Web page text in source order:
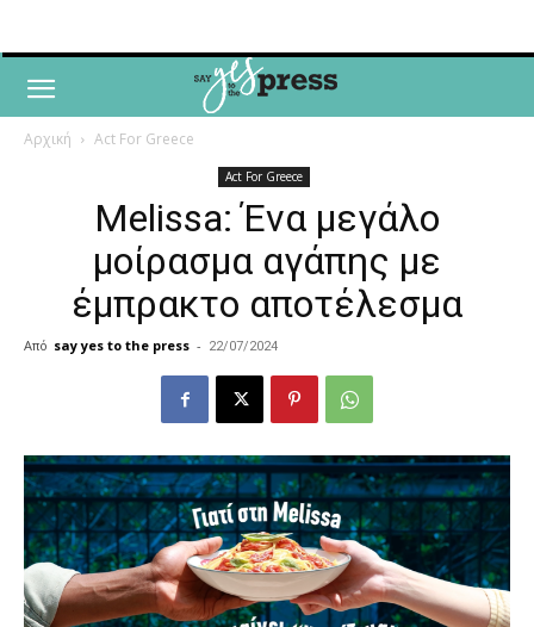
Αρχική Act For Greece
Act For Greece
Melissa: Ένα μεγάλο
μοίρασμα αγάπης με
έμπρακτο αποτέλεσμα
Από say yes to the press - 22/07/2024